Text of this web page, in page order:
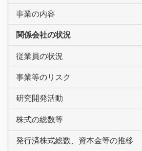
事業の内容
関係会社の状況
従業員の状況
事業等のリスク
研究開発活動
株式の総数等
発行済株式総数、資本金等の推移